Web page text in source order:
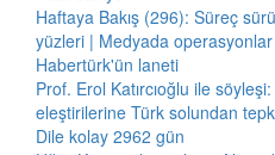
Haftaya Bakış (296): Süreç
yüzleri | Medyada
Habertürk'ün laneti
Prof. Erol Katırcıoğlu ile
eleştirilerine Türk solundan
Dile kolay 2962 gün